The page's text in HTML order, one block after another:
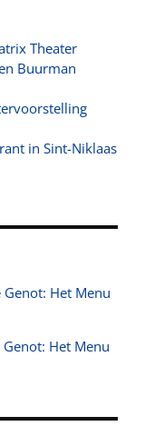
Theater
Buurman
in Sint-Niklaas
Het Menu
Het Menu